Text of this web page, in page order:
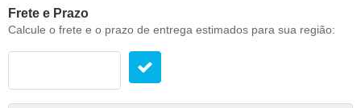
Frete e Prazo
Calcule o frete e o prazo de entrega estimados para sua região: